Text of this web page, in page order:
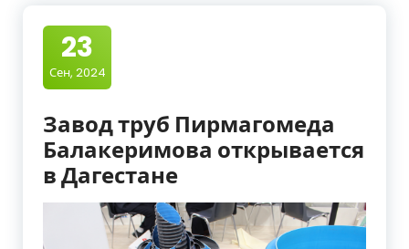
23
Сен, 2024
Завод труб Пирмагомеда
Балакеримова открывается
в Дагестане